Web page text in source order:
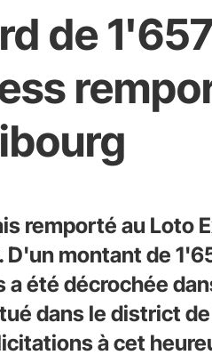
de
remporté au Loto
montant de
a été décrochée
dans le district
à cet